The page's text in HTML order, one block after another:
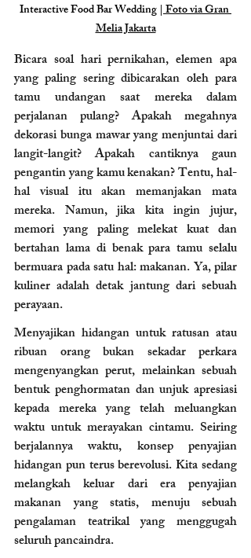
Interactive Food Bar Wedding | Foto via Gran
Melia Jakarta
Bicara soal hari pernikahan, elemen apa
yang paling sering dibicarakan oleh para
tamu undangan saat mereka dalam
perjalanan pulang? Apakah megahnya
dekorasi bunga mawar yang menjuntai dari
langit-langit? Apakah cantiknya gaun
pengantin yang kamu kenakan? Tentu, hal-
hal visual itu akan memanjakan mata
mereka. Namun, jika kita ingin jujur,
memori yang paling melekat kuat dan
bertahan lama di benak para tamu selalu
bermuara pada satu hal: makanan. Ya, pilar
kuliner adalah detak jantung dari sebuah
perayaan.
Menyajikan hidangan untuk ratusan atau
ribuan orang bukan sekadar perkara
mengenyangkan perut, melainkan sebuah
bentuk penghormatan dan unjuk apresiasi
kepada mereka yang telah meluangkan
waktu untuk merayakan cintamu. Seiring
berjalannya waktu, konsep penyajian
hidangan pun terus berevolusi. Kita sedang
melangkah keluar dari era penyajian
makanan yang statis, menuju sebuah
pengalaman teatrikal yang menggugah
seluruh pancaindra.